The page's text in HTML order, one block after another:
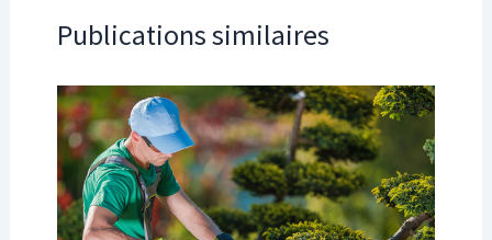
Publications similaires